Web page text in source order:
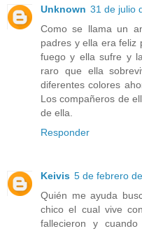
Unknown 31 de julio
Como se llama un
padres y ella era feliz
fuego y ella sufre y
raro que ella
diferentes colores
Los compañeros de
de ella.
Responder
Keivis 5 de febrero
Quién me ayuda
chico el cual vive
fallecieron y